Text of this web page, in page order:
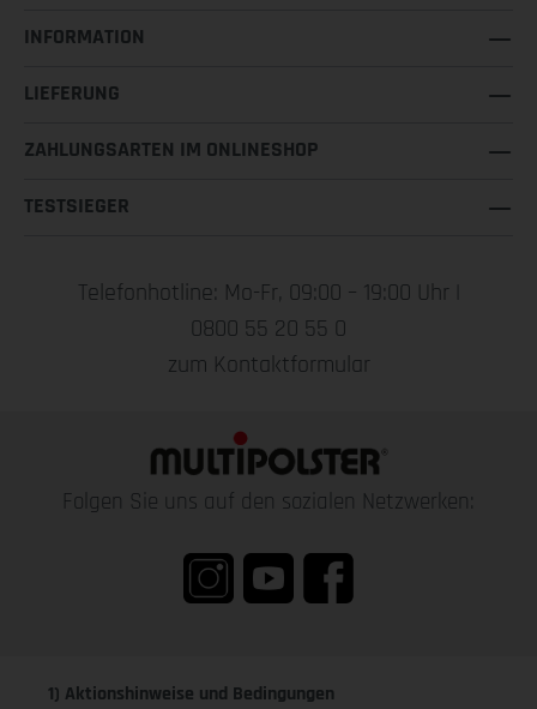
INFORMATION
LIEFERUNG
ZAHLUNGSARTEN IM ONLINESHOP
TESTSIEGER
Telefonhotline: Mo-Fr, 09:00 – 19:00 Uhr |
0800 55 20 55 0
zum Kontaktformular
Folgen Sie uns auf den sozialen Netzwerken:
1) Aktionshinweise und Bedingungen